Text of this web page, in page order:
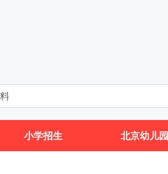
小学招生 北京幼儿园